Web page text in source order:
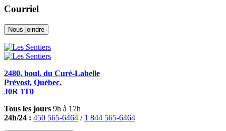
Courriel
Nous joindre
2480, boul. du Curé-Labelle
Prévost, Québec.
J0R 1T0
Tous les jours 9h à 17h
24h/24 : 450 565-6464 / 1 844 565-6464